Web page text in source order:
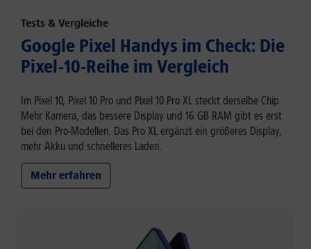
Tests & Vergleiche
Google Pixel Handys im Check: Die
Pixel-10-Reihe im Vergleich
Im Pixel 10, Pixel 10 Pro und Pixel 10 Pro XL steckt derselbe Chip.
Mehr Kamera, das bessere Display und 16 GB RAM gibt es erst
bei den Pro-Modellen. Das Pro XL ergänzt ein größeres Display,
mehr Akku und schnelleres Laden.
Mehr erfahren